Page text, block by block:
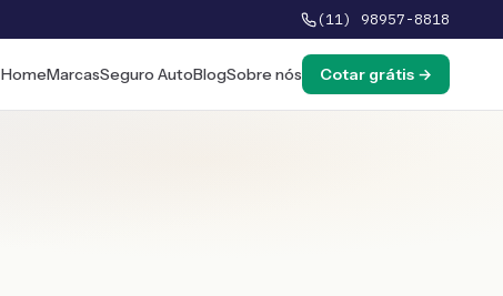
(11) 98957-8818
HomeMarcasSeguro AutoBlogSobre nós Cotar grátis →